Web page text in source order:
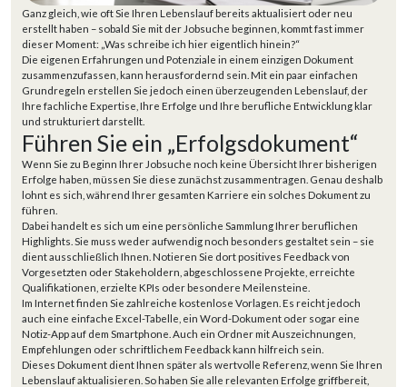
Ganz gleich, wie oft Sie Ihren Lebenslauf bereits aktualisiert oder neu
erstellt haben – sobald Sie mit der Jobsuche beginnen, kommt fast immer
dieser Moment: „Was schreibe ich hier eigentlich hinein?“
Die eigenen Erfahrungen und Potenziale in einem einzigen Dokument
zusammenzufassen, kann herausfordernd sein. Mit ein paar einfachen
Grundregeln erstellen Sie jedoch einen überzeugenden Lebenslauf, der
Ihre fachliche Expertise, Ihre Erfolge und Ihre berufliche Entwicklung klar
und strukturiert darstellt.
Führen Sie ein „Erfolgsdokument“
Wenn Sie zu Beginn Ihrer Jobsuche noch keine Übersicht Ihrer bisherigen
Erfolge haben, müssen Sie diese zunächst zusammentragen. Genau deshalb
lohnt es sich, während Ihrer gesamten Karriere ein solches Dokument zu
führen.
Dabei handelt es sich um eine persönliche Sammlung Ihrer beruflichen
Highlights. Sie muss weder aufwendig noch besonders gestaltet sein – sie
dient ausschließlich Ihnen. Notieren Sie dort positives Feedback von
Vorgesetzten oder Stakeholdern, abgeschlossene Projekte, erreichte
Qualifikationen, erzielte KPIs oder besondere Meilensteine.
Im Internet finden Sie zahlreiche kostenlose Vorlagen. Es reicht jedoch
auch eine einfache Excel-Tabelle, ein Word-Dokument oder sogar eine
Notiz-App auf dem Smartphone. Auch ein Ordner mit Auszeichnungen,
Empfehlungen oder schriftlichem Feedback kann hilfreich sein.
Dieses Dokument dient Ihnen später als wertvolle Referenz, wenn Sie Ihren
Lebenslauf aktualisieren. So haben Sie alle relevanten Erfolge griffbereit,